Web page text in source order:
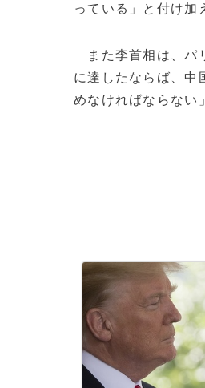
っている」と付け加
また李首相は、パ
に達したならば、中
めなければならない